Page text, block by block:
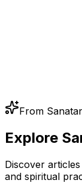
From
Explore
Discover
and spiritual